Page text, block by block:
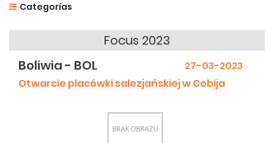
Categorías
Focus 2023
Boliwia - BOL
27-03-2023
Otwarcie placówki salezjańskiej w Cobija